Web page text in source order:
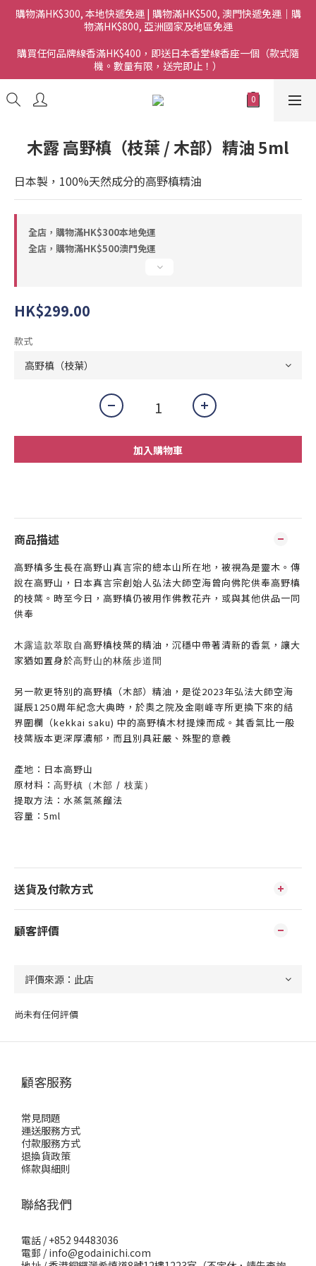
購物滿HK$300, 本地快遞免運 | 購物滿HK$500, 澳門快遞免運｜購
物滿HK$800, 亞洲國家及地區免運
購買任何品牌線香滿HK$400，即送日本香堂線香座一個（款式隨
機。數量有限，送完即止！）
木露 高野槙（枝葉 / 木部）精油 5ml
日本製，100%天然成分的高野槙精油
全店，購物滿HK$300本地免運
全店，購物滿HK$500澳門免運
HK$299.00
款式
加入購物車
商品描述
高野槙多生長在高野山真言宗的總本山所在地，被視為是靈木。傳
說在高野山， 日本真言宗創始人弘法大師空海曾向佛陀供奉高野槙
的枝葉。時至今日， 高野槙仍被用作佛教花卉，或與其他供品一同
供奉
木露這款萃取自高野槙枝葉的精油，沉穩中帶著清新的香氣， 讓大
家猶如置身於高野山的林蔭步道間
另一款更特別的高野槙（木部）精油， 是從2023年弘法大師空海
誕辰1250周年紀念大典時， 於奧之院及金剛峰寺所更換下來的結
界圍欄（kekkai saku) 中的高野槙木材提煉而成。其香氣比一般
枝葉版本更深厚濃郁， 而且別具莊嚴、殊聖的意義
產地：日本高野山
原材料： 高野槙（木部 / 枝葉）
提取方法：水蒸氣蒸餾法
容量：5ml
送貨及付款方式
顧客評價
尚未有任何評價
顧客服務
常見問題
運送服務方式
付款服務方式
退換貨政策
條款與細則
聯絡我們
電話 / +852 94483036
電郵 / info@godainichi.com